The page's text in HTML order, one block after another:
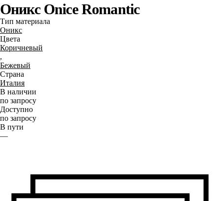
Оникс Onice Romantic
Тип материала
Оникс
Цвета
Коричневый
,
Бежевый
Страна
Италия
В наличии
по запросу
Доступно
по запросу
В пути
—